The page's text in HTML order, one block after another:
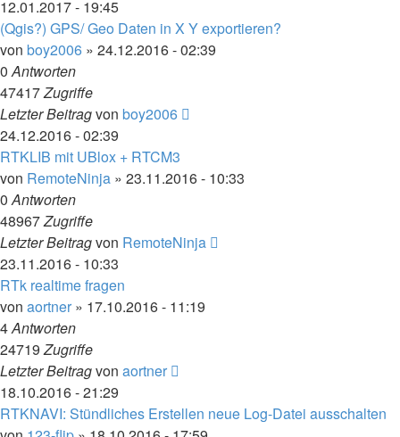
12.01.2017 - 19:45
(Qgis?) GPS/ Geo Daten in X Y exportieren?
von boy2006 » 24.12.2016 - 02:39
0Antworten
47417Zugriffe
Letzter Beitragvon boy2006
24.12.2016 - 02:39
RTKLIB mit UBlox + RTCM3
von RemoteNinja » 23.11.2016 - 10:33
0Antworten
48967Zugriffe
Letzter Beitragvon RemoteNinja
23.11.2016 - 10:33
RTk realtime fragen
von aortner » 17.10.2016 - 11:19
4Antworten
24719Zugriffe
Letzter Beitragvon aortner
18.10.2016 - 21:29
RTKNAVI: Stündliches Erstellen neue Log-Datei ausschalten